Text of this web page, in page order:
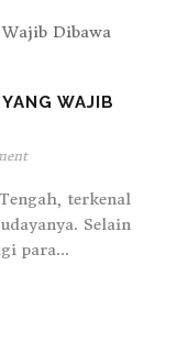
WAJIB
terkenal
Selain
para...